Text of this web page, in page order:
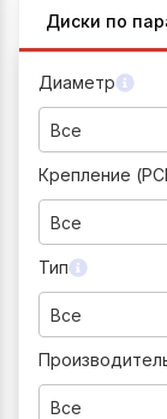
Диски по
Диаметр
Все
Крепление
Все
Тип
Все
Все